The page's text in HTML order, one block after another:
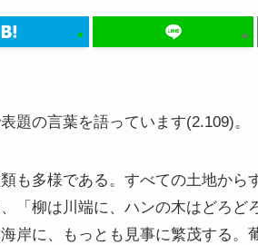
題の言葉を語っています(2.109)。
も多様である。すべての土地から
「柳は川端に、ハンの木はどろど
岸に、もっとも見事に繁茂する。